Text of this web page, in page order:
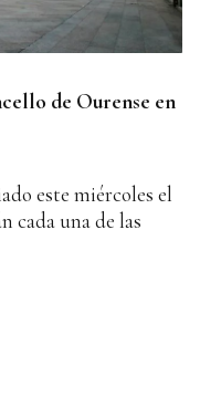
de Ourense en
este miércoles el
cada una de las